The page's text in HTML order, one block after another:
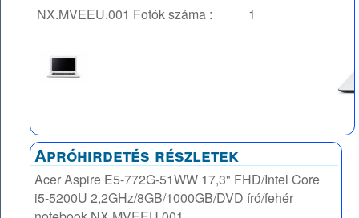
NX.MVEEU.001 Fotók száma : 1
Apróhirdetés részletek
Acer Aspire E5-772G-51WW 17,3" FHD/Intel Core
i5-5200U 2,2GHz/8GB/1000GB/DVD író/fehér